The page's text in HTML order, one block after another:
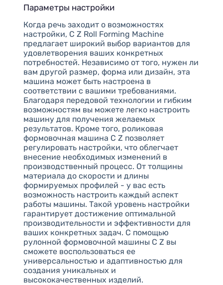
Параметры настройки
Когда речь заходит о возможностях
настройки, C Z Roll Forming Machine
предлагает широкий выбор вариантов для
удовлетворения ваших конкретных
потребностей. Независимо от того, нужен ли
вам другой размер, форма или дизайн, эта
машина может быть настроена в
соответствии с вашими требованиями.
Благодаря передовой технологии и гибким
возможностям вы можете легко настроить
машину для получения желаемых
результатов. Кроме того, роликовая
формовочная машина C Z позволяет
регулировать настройки, что облегчает
внесение необходимых изменений в
производственный процесс. От толщины
материала до скорости и длины
формируемых профилей - у вас есть
возможность настроить каждый аспект
работы машины. Такой уровень настройки
гарантирует достижение оптимальной
производительности и эффективности для
ваших конкретных задач. С помощью
рулонной формовочной машины C Z вы
сможете воспользоваться ее
универсальностью и адаптивностью для
создания уникальных и
высококачественных изделий.